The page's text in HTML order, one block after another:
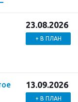
23.08.2026
+ В ПЛАН
13.09.2026
+ В ПЛАН